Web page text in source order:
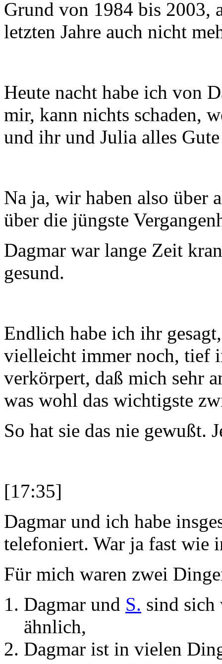
Grund von 1984 bis 2003,
letzten Jahre auch nicht
Heute nacht habe ich von
mir, kann nichts schaden,
und ihr und Julia alles
Na ja, wir haben also über
über die jüngste
Dagmar war lange Zeit
gesund.
Endlich habe ich ihr
vielleicht immer noch, tief
verkörpert, daß mich sehr
was wohl das wichtigste
So hat sie das nie gewußt.
[17:35]
Dagmar und ich habe
telefoniert. War ja fast wie
Für mich waren zwei
Dagmar und S. sind
ähnlich,
Dagmar ist in vielen